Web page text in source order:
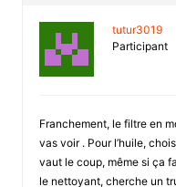
tutur3019
Participant
Franchement, le filtre en
vas voir . Pour l’huile,
vaut le coup, même si ça
le nettoyant, cherche un